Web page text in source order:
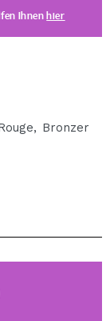
Ihnenhier
Bronzer
Ihrem Make-